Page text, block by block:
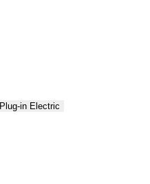
Plug-in Electric